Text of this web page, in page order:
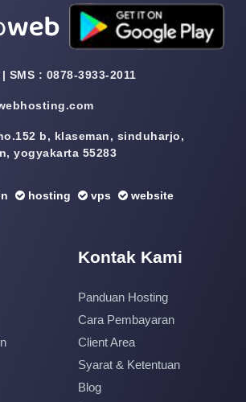
SMS : 0878-3933-2011
b, klaseman, sinduharjo,
yogyakarta 55283
hosting vps website
Kontak Kami
Panduan Hosting
Cara Pembayaran
Client Area
Syarat & Ketentuan
Blog